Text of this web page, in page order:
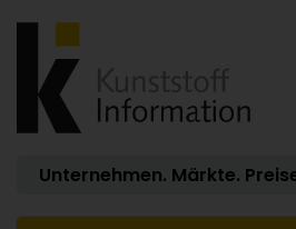
Unternehmen. Märkte.